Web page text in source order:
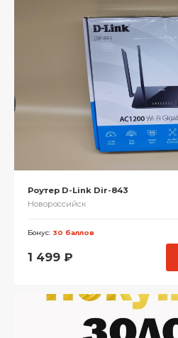
Роутер D-Link Dir-843
Новороссийск
Бонус: 30 баллов
1 499 ₽